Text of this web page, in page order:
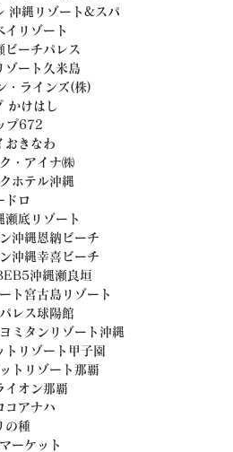
沖縄リゾート&スパ
イリゾート
ビーチパレス
ゾート久米島
・ラインズ(株)
かけはし
プ672
おきなわ
・アイナ㈱
ホテル沖縄
ドロ
瀬底リゾート
沖縄恩納ビーチ
沖縄幸喜ビーチ
沖縄瀬良垣
ト宮古島リゾート
レス球陽館
ミタンリゾート沖縄
トリゾート甲子園
トリゾート那覇
イオン那覇
コアナハ
の種
ーケット